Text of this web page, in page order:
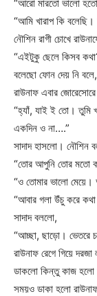
“আরো মারতো ভালো
“আমি খারাপ কি
নৌশিন রাগী চোখে
“এইটুকু ছেলে কিসব
বলেছো ফোন দেয় নি
রাউনাফ এবার
“হ্যাঁ, যাই ই তো। তুমি
একদিন ও না….”
সাদাদ হাসলো। নৌশিন
“তোর আপুনি তোর মতো
“ও তোমার ভালো মেয়ে।
“আবার গলা উঁচু করে
সাদাদ বললো,
“আচ্ছা, ছাড়ো। ভেতরে
রাউনাফ রেগে গিয়ে
ডাকলো কিন্তু কাজ হলো
সময়ও ডাকা হলো